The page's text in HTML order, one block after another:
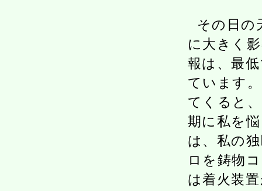
その日の
に大きく
報は、最
ています
てくると
期に私を
は、私の
ロを鋳物
は着火装